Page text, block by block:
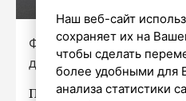
Фото: Дмитрий Фуфаев/
дневник»
Продажи новых
Наш веб-сайт
сохраняет их на
чтобы сделать
более удобными для
анализа статистики